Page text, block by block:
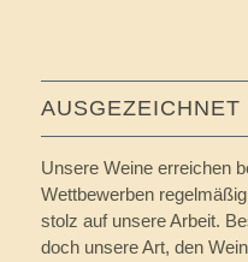
AUSGEZEICHNET
Unsere Weine erreichen
Wettbewerben
stolz auf unsere Arbeit.
doch unsere Art, den